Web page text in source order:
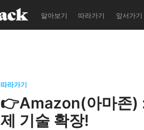
알아보기 따라가기 앞서가기
따라가기
👉Amazon(아마존)
제 기술 확장!
더보기